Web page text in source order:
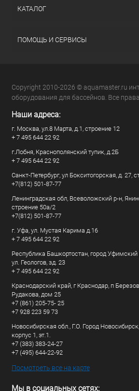
КАТАЛОГ
ПОМОЩЬ И СЕРВИСЫ
Copyright 2010-2026 © aquamaster.ru
оборудования для бассейнов. Все
Наши адреса:
г. Москва, ул.8 Марта, д.1, строение 12
+ 7 495 644 22 92
г.Лобня, Краснополянский тупик, д.2Б
+ 7 495 644 22 92
Санкт-Петербург, ул Бокситогорская, д. 27,
+7(812) 501-87-77
Ленинградская обл, Всеволожский р-н,
строение 50а/2
+7(812) 501-87-77
г. Уфа, ул. Мустая Карима д.16
+ 7 495 644 22 92
Республика Башкортостан, город Уфимский
ул. Геологов, зд. 23
+ 7 495 644 22 92
Краснодарский край, г Краснодар, п
Рудакова, дом 25
+7 (861) 205-75- 25
+7 928 223 59 73
Новосибирская обл., Г.О. Город
корпус 1, эт.1.
+7 (383) 383-24-27
+7 (495) 644-22-92
Посмотреть все на карте
Мы в социальных сетях: